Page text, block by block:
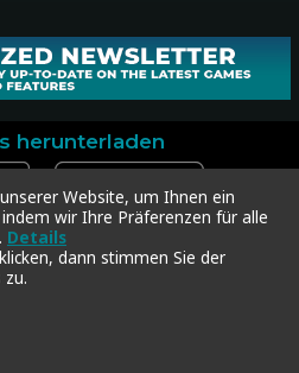
herunterladen
einlösen
Facebook
Website, um Ihnen ein
wir Ihre Präferenzen für alle
Details
dann stimmen Sie der
zu.